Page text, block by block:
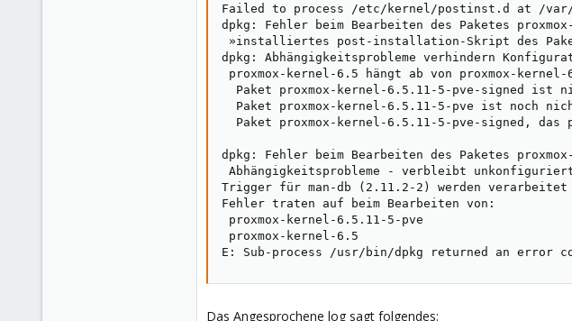
Failed to process /etc/kernel/postinst.d at /
dpkg: Fehler beim Bearbeiten des Paketes
»installiertes post-installation-Skript des
dpkg: Abhängigkeitsprobleme verhindern
proxmox-kernel-6.5 hängt ab von proxmox-
Paket proxmox-kernel-6.5.11-5-pve-signed ist
Paket proxmox-kernel-6.5.11-5-pve ist noch
Paket proxmox-kernel-6.5.11-5-pve-signed, das
dpkg: Fehler beim Bearbeiten des Paketes
Abhängigkeitsprobleme - verbleibt
Trigger für man-db (2.11.2-2) werden
Fehler traten auf beim Bearbeiten von:
proxmox-kernel-6.5.11-5-pve
proxmox-kernel-6.5
E: Sub-process /usr/bin/dpkg returned an error
Das Angesprochene log sagt folgendes: